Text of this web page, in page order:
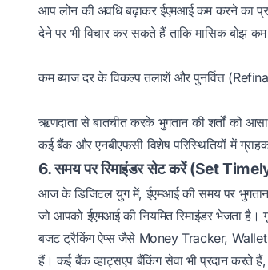
आप लोन की अवधि बढ़ाकर ईएमआई कम करने का
देने पर भी विचार कर सकते हैं ताकि मासिक बोझ कम
कम ब्याज दर के विकल्प तलाशें और पुनर्वित्त
ऋणदाता से बातचीत करके भुगतान की शर्तों को
कई बैंक और एनबीएफसी विशेष परिस्थितियों में
6. समय पर रिमाइंडर सेट करें (Set
आज के डिजिटल युग में, ईएमआई की समय पर भुगतान
जो आपको ईएमआई की नियमित रिमाइंडर भेजता
बजट ट्रैकिंग ऐप्स जैसे Money Tracker,
हैं। कई बैंक व्हाट्सएप बैंकिंग सेवा भी प्रदान करते